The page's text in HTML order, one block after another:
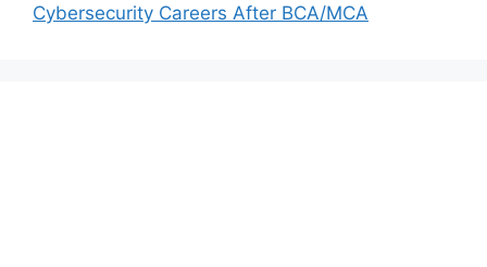
Cybersecurity Careers After BCA/MCA